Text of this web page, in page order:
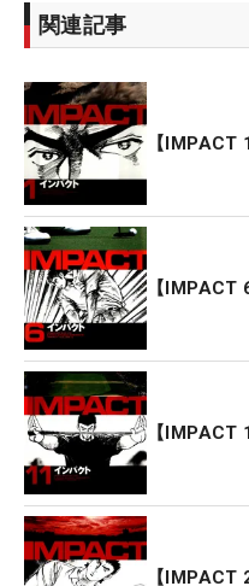
関連記事
【
【
【
【